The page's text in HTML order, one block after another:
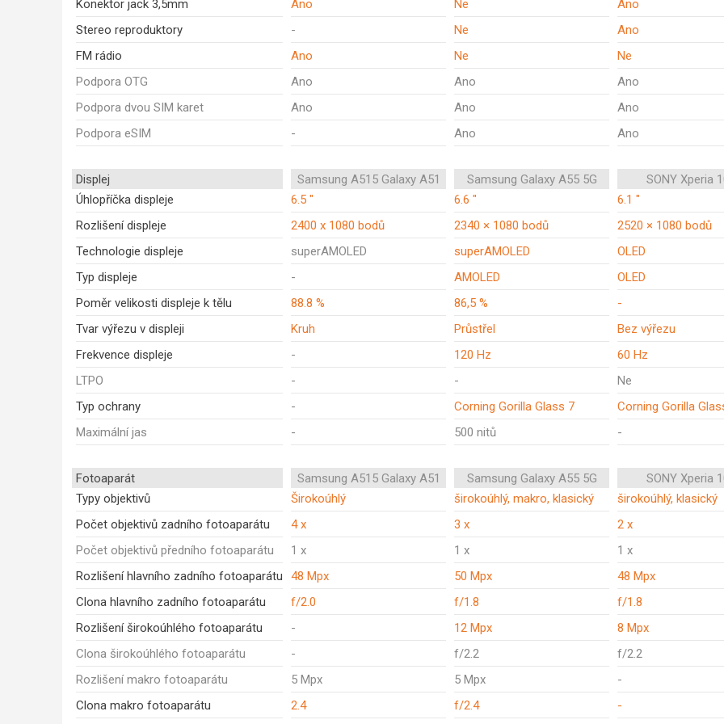
Konektor jack 3,5mm Ano Ne
Ano
Stereo reproduktory
- Ne
Ano
FM rádio
Ano Ne
Ne
Podpora OTG
Ano Ano
Ano
Podpora dvou SIM karet
Ano Ano
Ano
Podpora eSIM
- Ano Ano
Displej Samsung A515 Galaxy A51 Samsung Galaxy A55 5G
SONY Xperia
Úhlopříčka displeje
6.5 " 6.6 "
6.1 "
Rozlišení displeje
2400 x 1080 bodů 2340 × 1080 bodů
2520 × 1080 bodů
Technologie displeje
superAMOLED superAMOLED
OLED
Typ displeje
- AMOLED
OLED
Poměr velikosti displeje k tělu
88.8 % 86,5 %
-
Tvar výřezu v displeji
Kruh Průstřel
Bez výřezu
Frekvence displeje
- 120 Hz
60 Hz
LTPO
- -
Ne
Typ ochrany
- Corning Gorilla Glass 7
Corning Gorilla
Maximální jas
- 500 nitů -
Fotoaparát Samsung A515 Galaxy A51 Samsung Galaxy A55 5G
SONY Xperia
Typy objektivů
Širokoúhlý širokoúhlý, makro, klasický
širokoúhlý, klasický
Počet objektivů zadního fotoaparátu
4 x 3 x
2 x
Počet objektivů předního fotoaparátu
1 x 1 x
1 x
Rozlišení hlavního zadního fotoaparátu
48 Mpx 50 Mpx
48 Mpx
Clona hlavního zadního fotoaparátu
f/2.0 f/1.8
f/1.8
Rozlišení širokoúhlého fotoaparátu
- 12 Mpx
8 Mpx
Clona širokoúhlého fotoaparátu
- f/2.2
f/2.2
Rozlišení makro fotoaparátu
5 Mpx 5 Mpx
-
Clona makro fotoaparátu
2.4 f/2.4 -